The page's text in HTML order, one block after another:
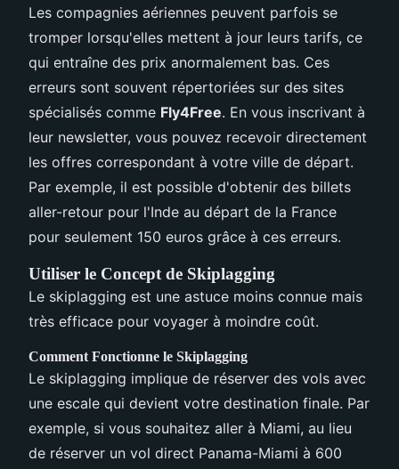
Les compagnies aériennes peuvent parfois se
tromper lorsqu'elles mettent à jour leurs tarifs, ce
qui entraîne des prix anormalement bas. Ces
erreurs sont souvent répertoriées sur des sites
spécialisés comme Fly4Free. En vous inscrivant à
leur newsletter, vous pouvez recevoir directement
les offres correspondant à votre ville de départ.
Par exemple, il est possible d'obtenir des billets
aller-retour pour l'Inde au départ de la France
pour seulement 150 euros grâce à ces erreurs.
Utiliser le Concept de Skiplagging
Le skiplagging est une astuce moins connue mais
très efficace pour voyager à moindre coût.
Comment Fonctionne le Skiplagging
Le skiplagging implique de réserver des vols avec
une escale qui devient votre destination finale. Par
exemple, si vous souhaitez aller à Miami, au lieu
de réserver un vol direct Panama-Miami à 600